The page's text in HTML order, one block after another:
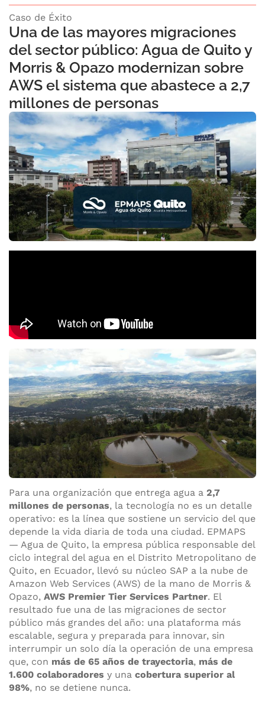
Caso de Éxito
Una de las mayores migraciones
del sector público: Agua de Quito y
Morris & Opazo modernizan sobre
AWS el sistema que abastece a 2,7
millones de personas
Para una organización que entrega agua a 2,7
millones de personas, la tecnología no es un detalle
operativo: es la línea que sostiene un servicio del que
depende la vida diaria de toda una ciudad. EPMAPS
— Agua de Quito, la empresa pública responsable del
ciclo integral del agua en el Distrito Metropolitano de
Quito, en Ecuador, llevó su núcleo SAP a la nube de
Amazon Web Services (AWS) de la mano de Morris &
Opazo, AWS Premier Tier Services Partner. El
resultado fue una de las migraciones de sector
público más grandes del año: una plataforma más
escalable, segura y preparada para innovar, sin
interrumpir un solo día la operación de una empresa
que, con más de 65 años de trayectoria, más de
1.600 colaboradores y una cobertura superior al
98%, no se detiene nunca.